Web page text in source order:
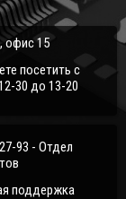
офис 15
посетить с
30 до 13-20
93 - Отдел
поддержка